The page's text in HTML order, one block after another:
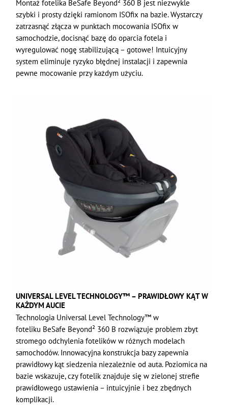
Montaż fotelika BeSafe Beyond² 360 B jest niezwykle
szybki i prosty dzięki ramionom ISOfix na bazie. Wystarczy
zatrzasnąć złącza w punktach mocowania ISOfix w
samochodzie, docisnąć bazę do oparcia fotela i
wyregulować nogę stabilizującą – gotowe! Intuicyjny
system eliminuje ryzyko błędnej instalacji i zapewnia
pewne mocowanie przy każdym użyciu.
UNIVERSAL LEVEL TECHNOLOGY™ – PRAWIDŁOWY KĄT W
KAŻDYM AUCIE
Technologia Universal Level Technology™ w
foteliku BeSafe Beyond² 360 B rozwiązuje problem zbyt
stromego odchylenia fotelików w różnych modelach
samochodów. Innowacyjna konstrukcja bazy zapewnia
prawidłowy kąt siedzenia niezależnie od auta. Poziomica na
bazie wskazuje, czy fotelik znajduje się w zielonej strefie
prawidłowego ustawienia – intuicyjnie i bez zbędnych
komplikacji.